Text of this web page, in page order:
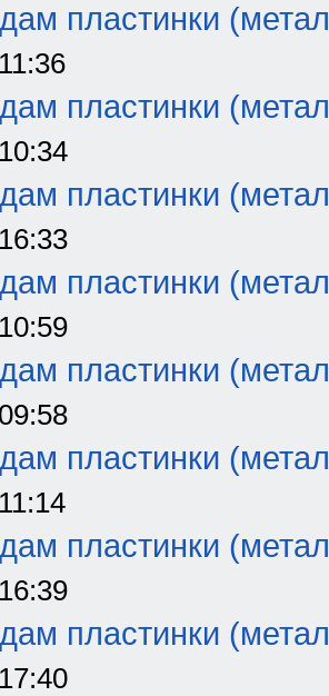
пластинки
пластинки
пластинки
пластинки
пластинки
пластинки
пластинки
пластинки